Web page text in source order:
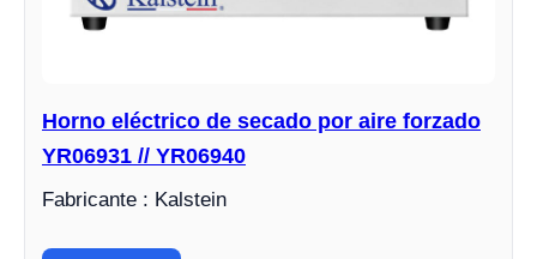
Horno eléctrico de secado por aire forzado
YR06931 // YR06940
Fabricante : Kalstein